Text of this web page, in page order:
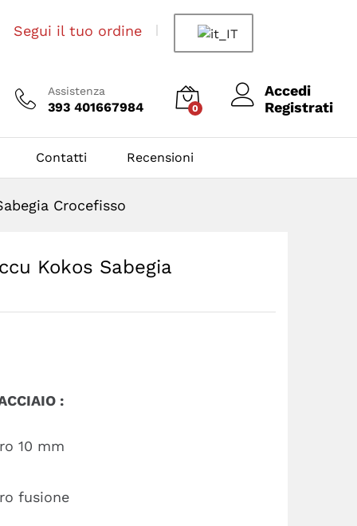
Segui il tuo ordine
Assistenza
393 401667984 0
Accedi
Registrati
Contatti Recensioni
Crocefisso
Kokos Sabegia
:
10 mm
fusione